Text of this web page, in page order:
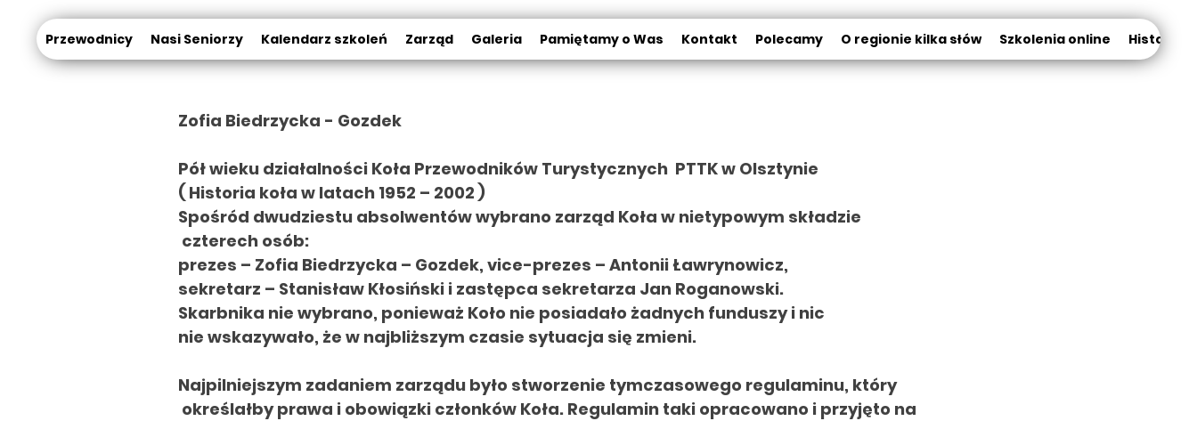
Przewodnicy Nasi Seniorzy Kalendarz szkoleń Zarząd Galeria Pamiętamy o Was Kontakt Polecamy O regionie kilka słów Szkolenia online Historia
Zofia Biedrzycka - Gozdek
Pół wieku działalności Koła Przewodników Turystycznych PTTKw Olsztynie
( Historia koła w latach 1952 – 2002 )
Spośród dwudziestu absolwentów wybrano zarząd Koła w nietypowym składzie
czterech osób:
prezes – Zofia Biedrzycka – Gozdek, vice-prezes – Antonii Ławrynowicz,
sekretarz – Stanisław Kłosiński i zastępca sekretarza Jan Roganowski.
Skarbnika nie wybrano, ponieważ Koło nie posiadało żadnych funduszy i nic
nie wskazywało, że w najbliższym czasie sytuacja się zmieni.
Najpilniejszym zadaniem zarządu było stworzenie tymczasowego regulaminu, który
określałby prawa i obowiązki członków Koła. Regulamin taki opracowano i przyjęto na